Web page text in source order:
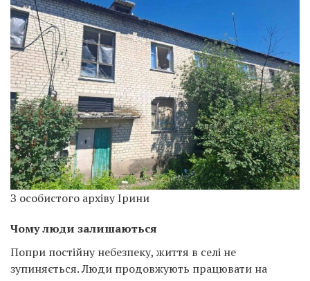
З особистого архіву Ірини
Чому люди залишаються
Попри постійну небезпеку, життя в селі не
зупиняється. Люди продовжують працювати на